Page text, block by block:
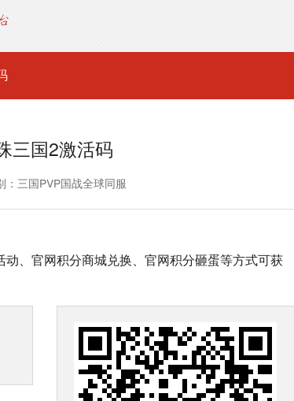
三国2激活码
：三国PVP国战全球同服
动、官网积分商城兑换、官网积分砸蛋等方式可获